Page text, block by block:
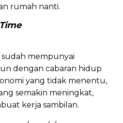
rumah nanti.
sudah mempunyai
dengan cabaran hidup
yang tidak menentu,
semakin meningkat,
kerja sambilan.